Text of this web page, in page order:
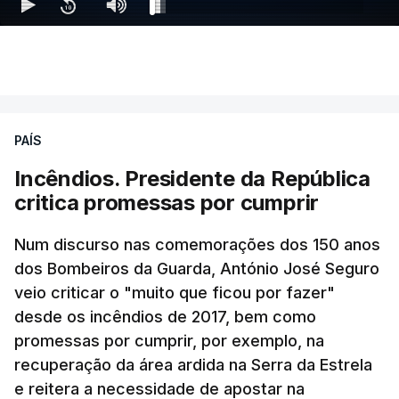
PAÍS
Incêndios. Presidente da República
critica promessas por cumprir
Num discurso nas comemorações dos 150 anos
dos Bombeiros da Guarda, António José Seguro
veio criticar o "muito que ficou por fazer"
desde os incêndios de 2017, bem como
promessas por cumprir, por exemplo, na
recuperação da área ardida na Serra da Estrela
e reitera a necessidade de apostar na